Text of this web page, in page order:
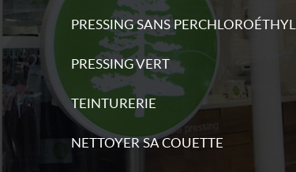
PRESSING SANS
PRESSING VERT
TEINTURERIE
NETTOYER SA COUETTE